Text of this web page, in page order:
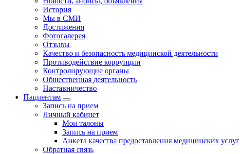
История
Мы в СМИ
Достижения
Фотогалерея
Отзывы
Качество и безопасность медицинской деятельности
Противодействие коррупции
Контролирующие органы
Общественная деятельность
Наставничество
Пациентам
Запись на прием
Личный кабинет
Мои талоны
Запись на прием
Анкета качества предоставления медицинских услуг
Обратная связь